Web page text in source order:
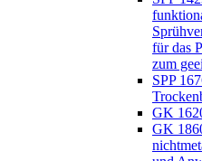
für das
zum
SPP
GK
GK